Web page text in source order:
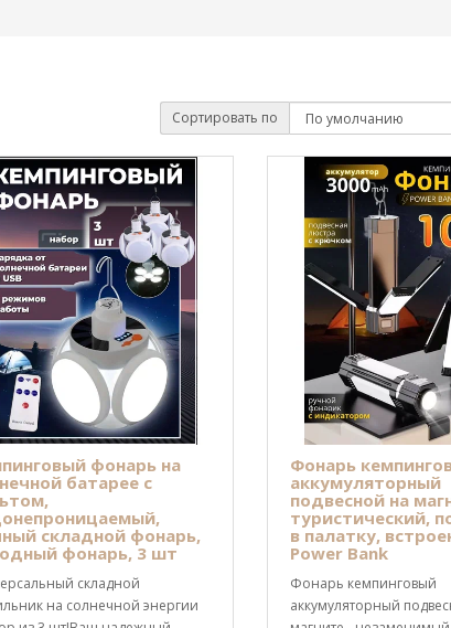
Сортировать по
фонарь на
батарее с
складной фонарь,
фонарь, 3 шт
складной
на солнечной энергии
Фонарь
аккумуляторный
подвесной на
туристический,
в палатку,
Power Bank
Фонарь кемпинговый
аккумуляторный